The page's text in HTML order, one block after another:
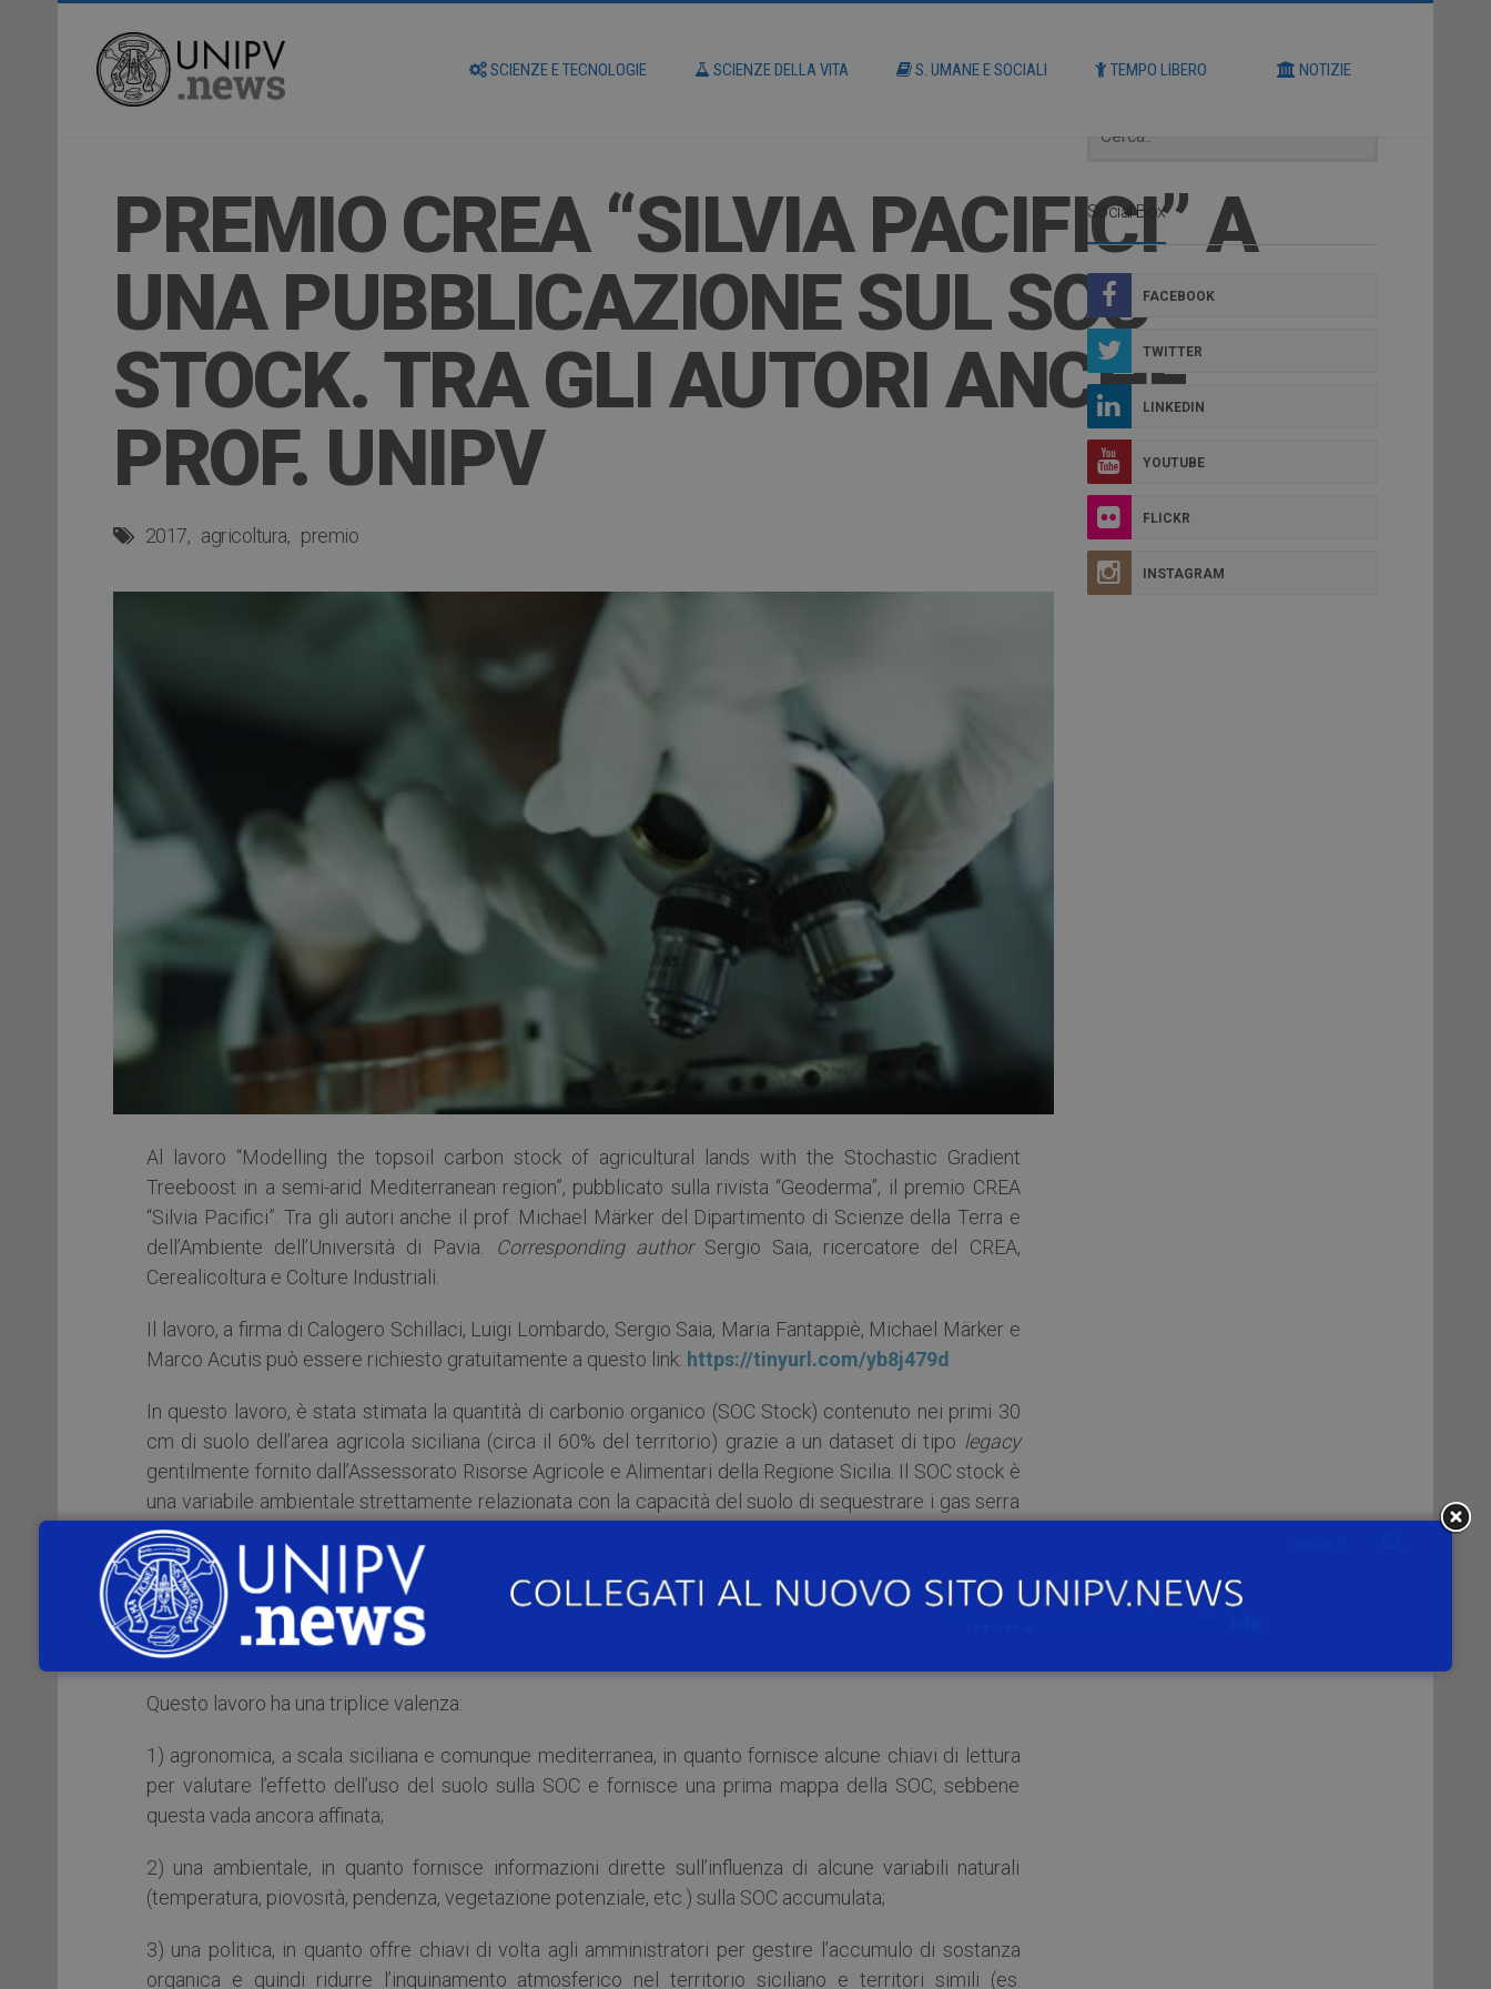
SCIENZE E TECNOLOGIE SCIENZE DELLA VITA S. UMANE E SOCIALI TEMPO LIBERO NOTIZIE
PREMIO CREA “SILVIA PACIFICI” A
UNA PUBBLICAZIONE SUL SOC
STOCK. TRA GLI AUTORI ANCHE
PROF. UNIPV
2017 agricoltura premio
Al lavoro “Modelling the topsoil carbon stock of agricultural lands with the Stochastic Gradient
Treeboost in a semi-arid Mediterranean region”, pubblicato sulla rivista “Geoderma”, il premio CREA
“Silvia Pacifici”. Tra gli autori anche il prof. Michael Märker del Dipartimento di Scienze della Terra e
dell’Ambiente dell’Università di Pavia.
Corresponding author Sergio Saia, ricercatore del CREA,
Cerealicoltura e Colture Industriali.
Il lavoro, a firma di Calogero Schillaci, Luigi Lombardo, Sergio Saia, Maria Fantappiè, Michael Märker e
Marco Acutis può essere richiesto gratuitamente a questo link: https://tinyurl.com/yb8j479d
In questo lavoro, è stata stimata la quantità di carbonio organico (SOC Stock) contenuto nei primi 30
cm di suolo dell’area agricola siciliana (circa il 60% del territorio) grazie a un dataset di tipo legacy
gentilmente fornito dall’Assessorato Risorse Agricole e Alimentari della Regione Sicilia. Il SOC stock è
una variabile ambientale strettamente relazionata con la capacità del suolo di sequestrare i gas serra
dall’atmosfera e con la fertilità del suolo. Nell’areale siciliano, circa il 50% della superficie è destinata a
seminativi. In questo lavoro abbiamo mostrato come la quantità (stock) di SOC è negativamente
associata a piovosità medie relativamente basse (inferiori a 600 mm), temperature medie annue alte
(superiori a 16°C) e pendenze crescenti, le cui condizioni si verificano spessissimo in vaste aree
dell’Italia peninsulare mediterranea e insulare.
Questo lavoro ha una triplice valenza:
1) agronomica, a scala siciliana e comunque mediterranea, in quanto fornisce alcune chiavi di lettura
per valutare l’effetto dell’uso del suolo sulla SOC e fornisce una prima mappa della SOC, sebbene
questa vada ancora affinata;
2) una ambientale, in quanto fornisce informazioni dirette sull’influenza di alcune variabili naturali
(temperatura, piovosità, pendenza, vegetazione potenziale, etc.) sulla SOC accumulata;
3) una politica, in quanto offre chiavi di volta agli amministratori per gestire l’accumulo di sostanza
organica e quindi ridurre l’inquinamento atmosferico nel territorio siciliano e territori simili (es.
Social Box
FACEBOOK
TWITTER
LINKEDIN
YOUTUBE
FLICKR
INSTAGRAM